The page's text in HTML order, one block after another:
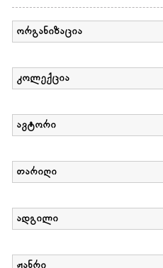
ორგანიზაცია
კოლექცია
ავტორი
თარიღი
ადგილი
ჟანრი